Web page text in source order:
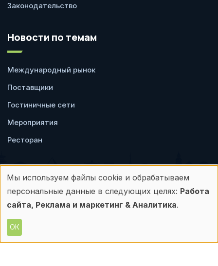
Законодательство
Новости по темам
Международный рынок
Поставщики
Гостиничные сети
Мероприятия
Ресторан
Пользовательское
соглашение
Политика
конфиденциальности
Любое использование материалов с данного
Использование
персональных
данных
и
Мы используем файлы cookie и обрабатываем
персональные данные в следующих целях: Работа
сайта, Реклама и маркетинг & Аналитика.
ОК